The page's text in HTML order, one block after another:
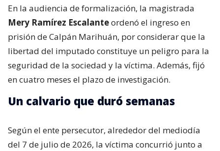
En la audiencia de formalización, la magistrada
Mery Ramírez Escalanteordenó el ingreso en
prisión de Calpán Marihuán, por considerar que la
libertad del imputado constituye un peligro para la
seguridad de la sociedad y la víctima. Además, fijó
en cuatro meses el plazo de investigación.
Un calvario que duró semanas
Según el ente persecutor, alrededor del mediodía
del 7 de julio de 2026, la víctima concurrió junto a